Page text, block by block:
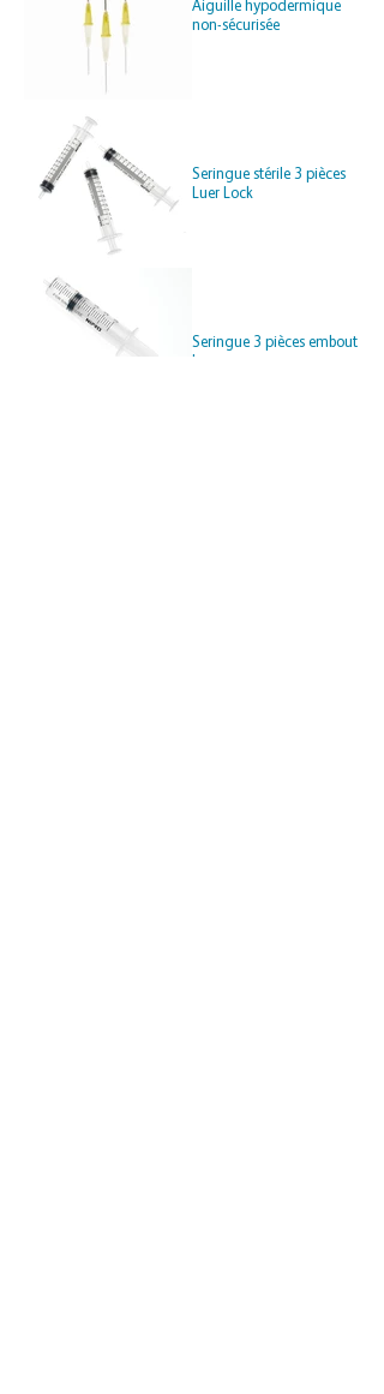
Aiguille hypodermique
non-sécurisée
Seringue stérile 3 pièces
Luer Lock
Seringue 3 pièces embout
Luer